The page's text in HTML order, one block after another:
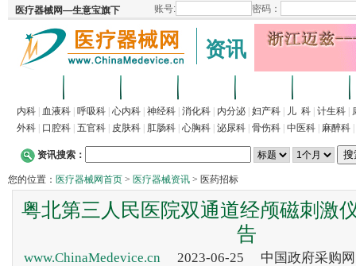
资讯
内科 血液科 呼吸科 心内科 神经科 消化科 内分泌 妇产科 儿 科 计生科
外科
口腔科 五官科 皮肤科 肛肠科 心胸科 泌尿科 骨伤科 中医科 麻醉科
资讯搜索：
您的位置： 医疗器械网首页 > 医疗器械资讯 > 医药招标
粤北第三人民医院双通道经颅磁刺激
告
www.ChinaMedevice.cn2023-06-25 中国政府采购